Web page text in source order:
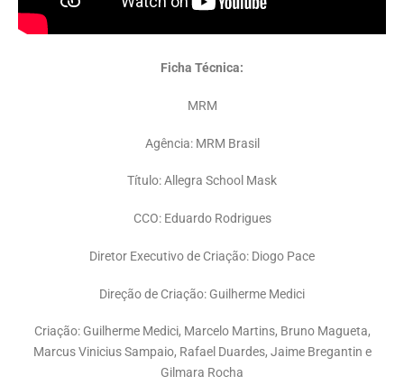
Ficha Técnica:
MRM
Agência: MRM Brasil
Título: Allegra School Mask
CCO: Eduardo Rodrigues
Diretor Executivo de Criação: Diogo Pace
Direção de Criação: Guilherme Medici
Criação: Guilherme Medici, Marcelo Martins, Bruno Magueta,
Marcus Vinicius Sampaio, Rafael Duardes, Jaime Bregantin e
Gilmara Rocha